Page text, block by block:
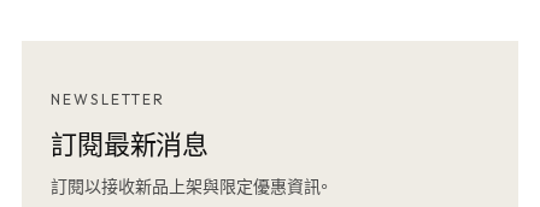
NEWSLETTER
訂閱最新消息
訂閱以接收新品上架與限定優惠資訊。